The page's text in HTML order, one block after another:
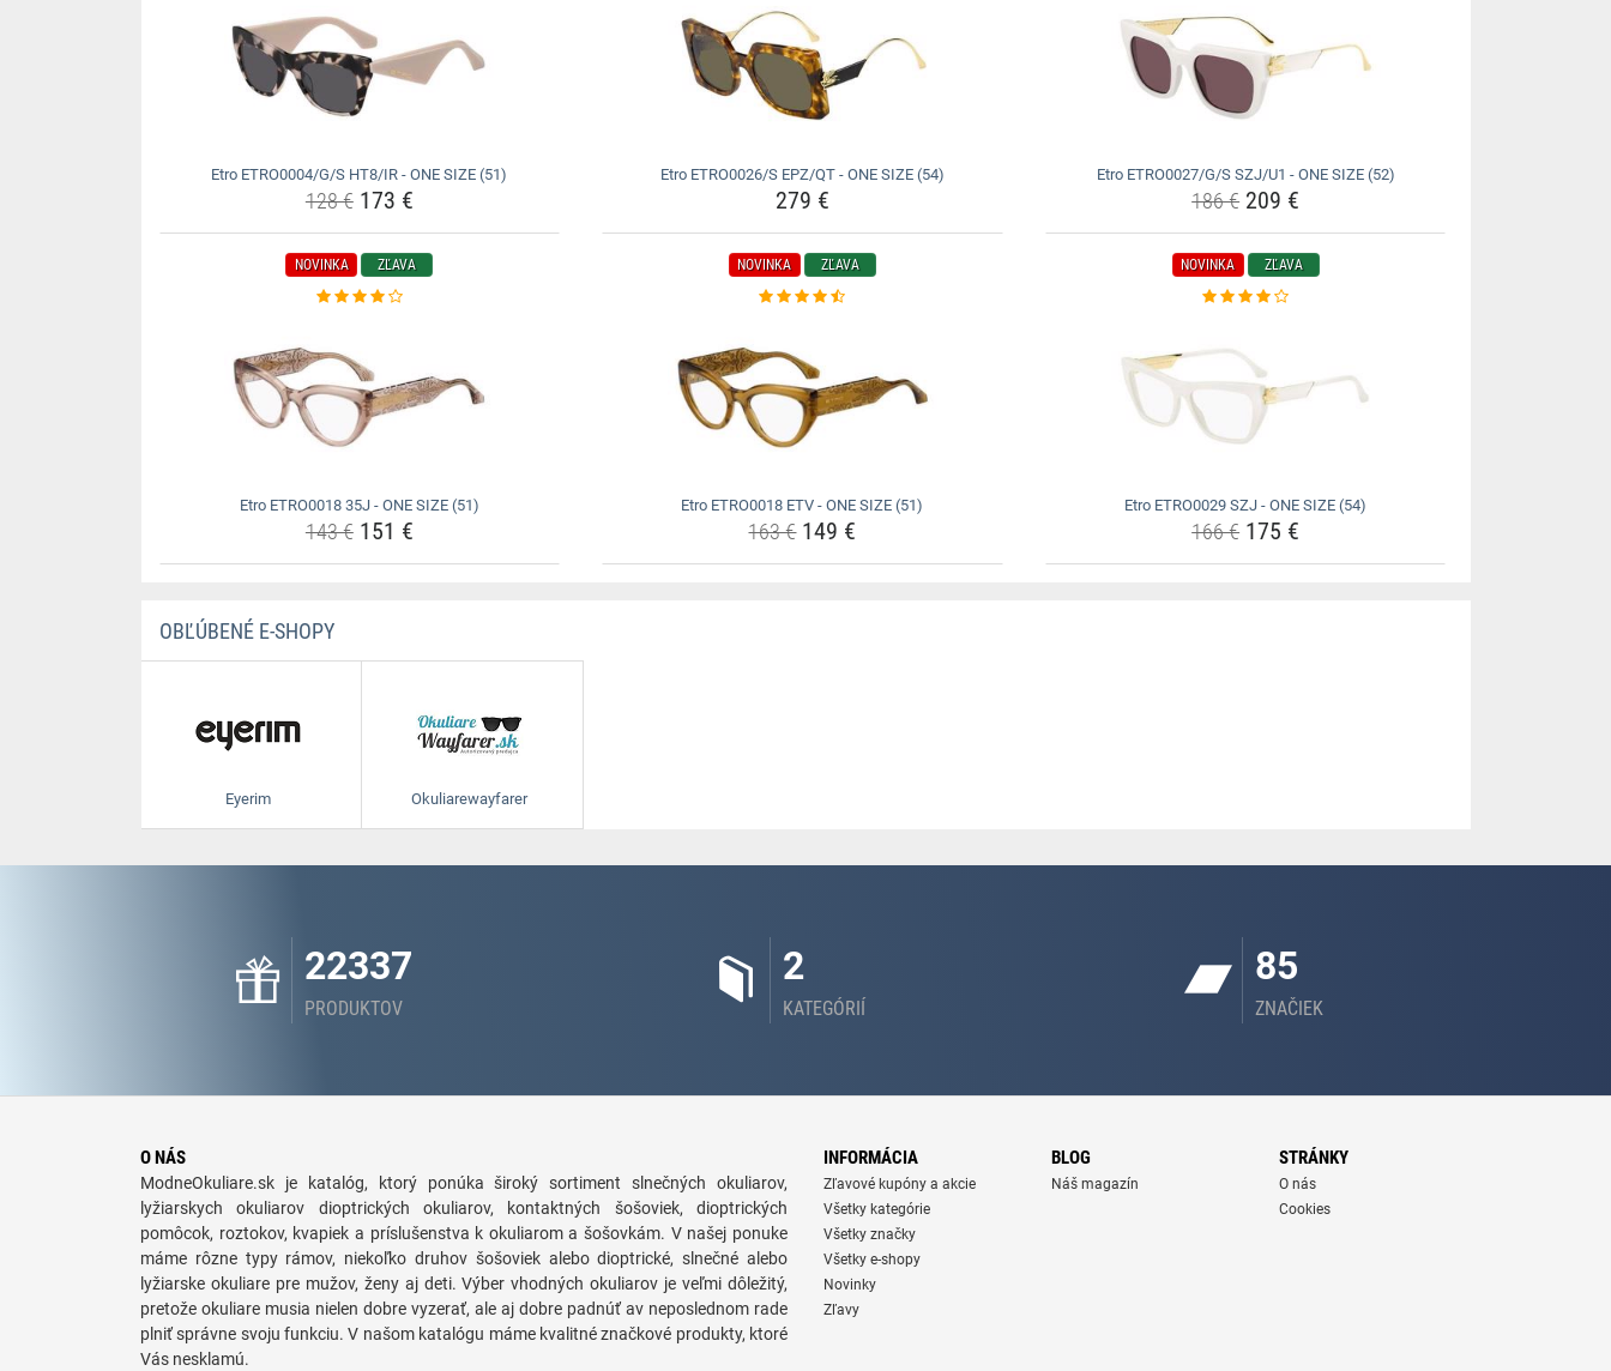
Etro ETRO0004/G/S HT8/IR - ONE SIZE (51)
128 €173 €
Etro ETRO0026/S EPZ/QT - ONE SIZE (54)
279 €
Etro ETRO0027/G/S SZJ/U1 - ONE SIZE (52)
186 € 209 €
NOVINKA ZĽAVA
Etro ETRO0018 35J - ONE SIZE (51)
143 €151 €
NOVINKA ZĽAVA
Etro ETRO0018 ETV - ONE SIZE (51)
163 €149 €
NOVINKA ZĽAVA
Etro ETRO0029 SZJ - ONE SIZE (54)
166 € 175 €
OBĽÚBENÉ E-SHOPY
Eyerim Okuliarewayfarer
22337
PRODUKTOV
2
KATEGÓRIÍ
85
ZNAČIEK
O NÁS
ModneOkuliare.sk je katalóg, ktorý ponúka široký sortiment slnečných okuliarov,
lyžiarskych okuliarov dioptrických okuliarov, kontaktných šošoviek, dioptrických
pomôcok, roztokov, kvapiek a príslušenstva k okuliarom a šošovkám. V našej ponuke
máme rôzne typy rámov, niekoľko druhov šošoviek alebo dioptrické, slnečné alebo
lyžiarske okuliare pre mužov, ženy aj deti. Výber vhodných okuliarov je veľmi dôležitý,
pretože okuliare musia nielen dobre vyzerať, ale aj dobre padnúť av neposlednom rade
plniť správne svoju funkciu. V našom katalógu máme kvalitné značkové produkty, ktoré
Vás nesklamú.
INFORMÁCIA
Zľavové kupóny a akcie
Všetky kategórie
Všetky značky
Všetky e-shopy
Novinky
Zľavy
BLOG
Náš magazín
STRÁNKY
O nás
Cookies